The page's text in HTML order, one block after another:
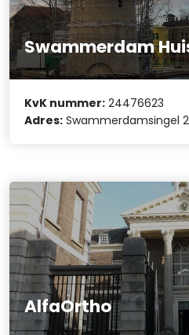
Swammerdam
KvK nummer: 24476623
Adres: Swammerdamsingel
AlfaOrtho